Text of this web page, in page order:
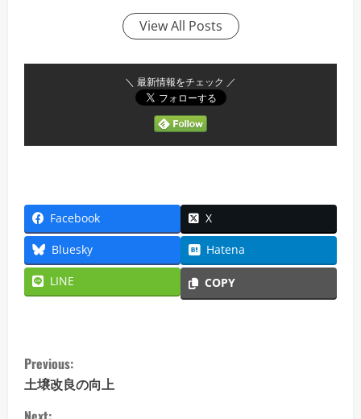
View All Posts
＼ 最新情報をチェック ／
Facebook X
Bluesky Hatena
LINE COPY
C
o
Previous:
土壌改良の向上